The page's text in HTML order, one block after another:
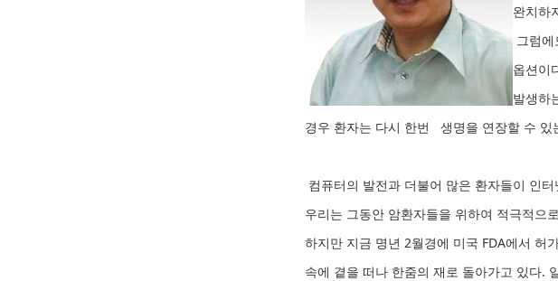
완치하
그럼
옵션이
발생하
경우 환자는 다시 한번 생명을 연장할 수 있
컴퓨터의 발전과 더불어 많은 환자들이 인
우리는 그동안 암환자들을 위하여 적극적으
하지만 지금 명년 2월경에 미국 FDA에서 허
속에 곁을 떠나 한줌의 재로 돌아가고 있다.